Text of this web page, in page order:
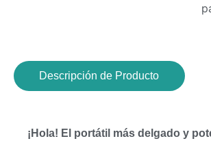
Descripción de Producto
¡Hola! El portátil más delgado y